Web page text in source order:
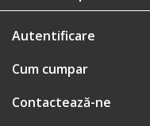
Autentificare
Cum cumpar
Contactează-ne